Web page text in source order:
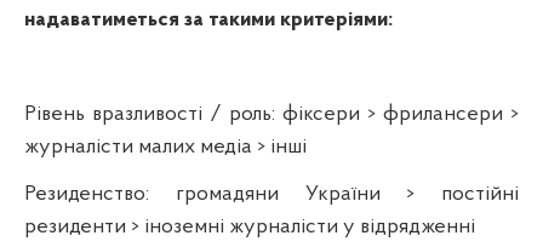
надаватиметься за такими критеріями:
Рівень вразливості / роль: фіксери > фрилансери >
журналісти малих медіа > інші
Резиденство: громадяни України > постійні
резиденти > іноземні журналісти у відрядженні